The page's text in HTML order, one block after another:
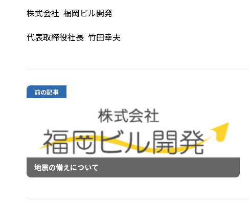
株式会社 福岡ビル開発
代表取締役社長 竹田幸夫
前の記事
地震の備えについて